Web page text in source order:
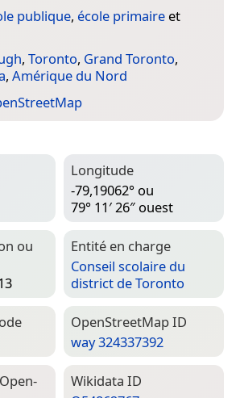
publique, école primaire et
, Toronto, Grand Toronto,
, Amérique du Nord
Longitude
-79,19062° ou
79° 11′ 26″ ouest
ou
Entité en charge
Conseil scolaire du
district de Toronto
Open­Street­Map ID
way 324337392
Wiki­data ID